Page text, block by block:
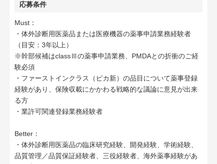
応募条件
Must：
・体外診断用医薬品または医療機器の薬事申請業務経験者
（目安：3年以上）
※幹部候補はclassⅢの薬事申請業務、PMDAとの折衝のご経
験必須
・ファーストインクラス（ピカ新）の品目について薬事登録
経験があり、保険収載にかかわる戦略的な議論に意見が出来
る方
・業許可関連登録業務経験者
Better：
・体外診断用医薬品の臨床研究経験、開発経験、学術経験、
品質管理／品質保証経験者、三役経験者、海外薬事経験があ